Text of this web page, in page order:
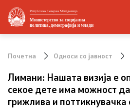
Република Северна Македонија
Министерство за социјална
политика, демографија и млади
Министерство
Заменик министер
Почетна Односи со јавност
Лимани: Нашата визија е
секое дете има можност
грижлива и поттикнувачка